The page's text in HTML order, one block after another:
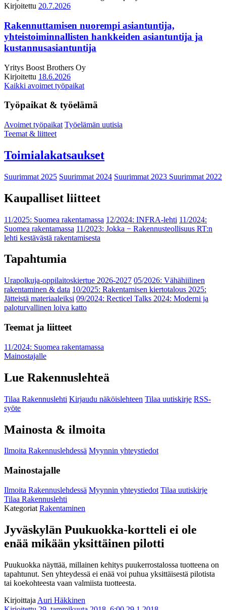
Kirjoitettu 20.7.2026
Rakennuttamisen nuorempi asiantuntija,
yhteistoiminnallisten hankkeiden asiantuntija ja
kustannusasiantuntija
Yritys Boost Brothers Oy
Kirjoitettu 18.6.2026
Kaikki avoimet työpaikat
Työpaikat & työelämä
Avoimet työpaikat Työelämän uutisia
Teemat & liitteet
Toimialakatsaukset
Suurimmat 2025 Suurimmat 2024 Suurimmat 2023 Suurimmat 2022
Kaupalliset liitteet
11/2025: Suomea rakentamassa 12/2024: INFRA-lehti 11/2024:
Suomea rakentamassa 11/2023: Jokka − Rakennusteollisuus RT:n
lehti kestävästä rakentamisesta
Tapahtumia
Urapolkuja-oppilaitoskiertue 2026-2027 05/2026: Vähähiilinen
rakentaminen & data 10/2025: Rakentamisen kiertotalous 2025:
Jätteistä materiaaleiksi 09/2024: Recticel Talks 2024: Moderni ja
paloturvallinen loiva katto
Teemat ja liitteet
11/2024: Suomea rakentamassa
Mainostajalle
Lue Rakennuslehteä
Tilaa Rakennuslehti Kirjaudu näköislehteen Tilaa uutiskirje RSS-
syöte
Mainosta & ilmoita
Ilmoita Rakennuslehdessä Myynnin yhteystiedot
Mainostajalle
Ilmoita Rakennuslehdessä Myynnin yhteystiedot Tilaa uutiskirje
Tilaa Rakennuslehti
Kategoriat Rakentaminen
Jyväskylän Puukuokka-kortteli ei ole
enää mikään yksittäinen pilotti
Puukuokka näyttää, millainen kehitys puukerrostalossa tuotteena on
tapahtunut. Sen yhteydessä ei enää voi puhua yksittäisestä pilotista
tai koekohteesta vaan valmiista tuotteesta.
Kirjoittaja Auri Häkkinen